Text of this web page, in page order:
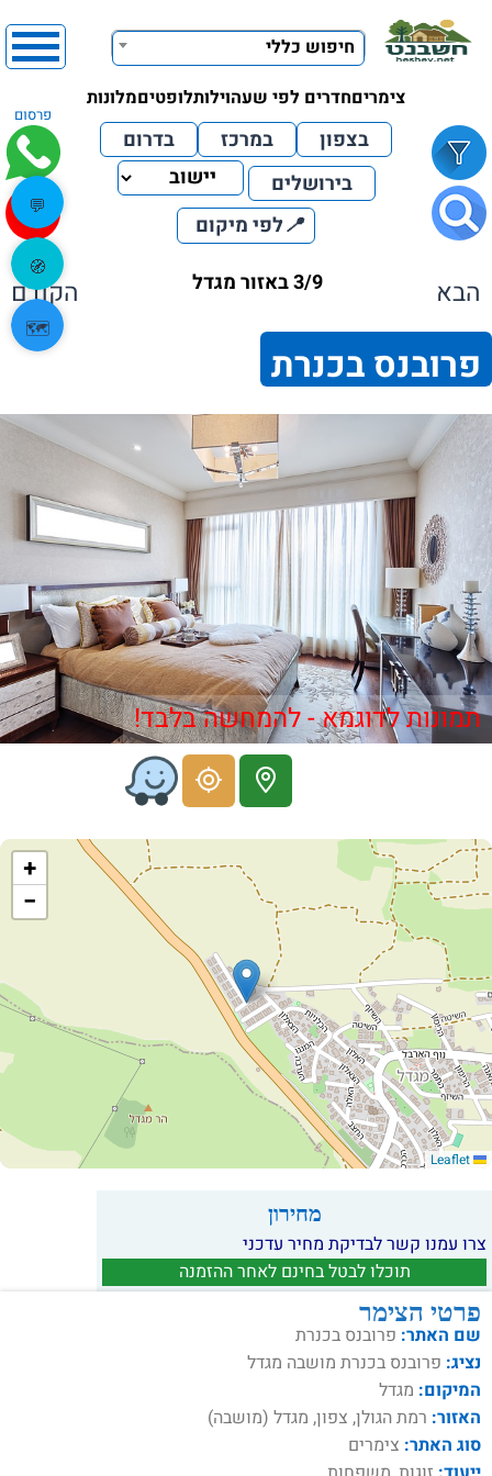
חיפוש כללי
צימריםחדרים לפי שעהוילותלופטיםמלונות
פרסום
בצפון במרכז
בדרום
בירושלים
📍לפי מיקום
הבא 3/9 באזור מגדל הקודם
פרובנס בכנרת
תמונות לדוגמא - להמחשה בלבד!
+
−
מחירון
צרו עמנו קשר לבדיקת מחיר עדכני
תוכלו לבטל בחינם לאחר ההזמנה
פרטי הצימר
שם האתר: פרובנס בכנרת
נציג: פרובנס בכנרת מושבה מגדל
המיקום: מגדל
האזור: רמת הגולן, צפון, מגדל (מושבה)
סוג האתר: צימרים
💬
🧭
🗺️